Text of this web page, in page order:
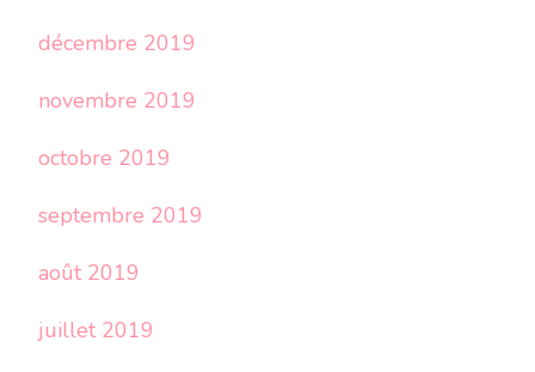
décembre 2019
novembre 2019
octobre 2019
septembre 2019
août 2019
juillet 2019